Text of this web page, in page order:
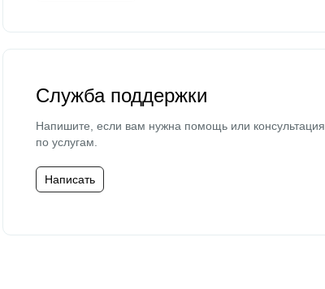
Служба поддержки
Напишите, если вам нужна помощь или консультация
по услугам.
Написать